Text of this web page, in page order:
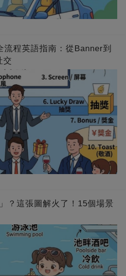
程英語指南：從Banner到
交
？這張圖解火了！15個場景